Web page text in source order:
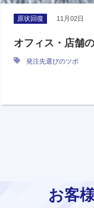
原状回復 11月02日
オフィス・店舗
発注先選びのツボ
お客